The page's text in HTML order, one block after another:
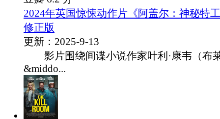
2024年英国惊悚动作片《阿盖尔：神秘特
修正版
更新：2025-9-13
影片围绕间谍小说作家叶利·康韦（布
&middo...